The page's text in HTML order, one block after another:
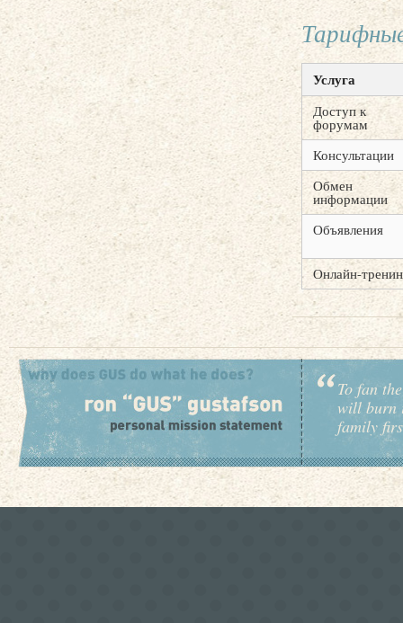
Услуга
Доступ к
форумам
Консультации
Обмен
информации
Объявления
Онлайн-
To fan
will burn
family